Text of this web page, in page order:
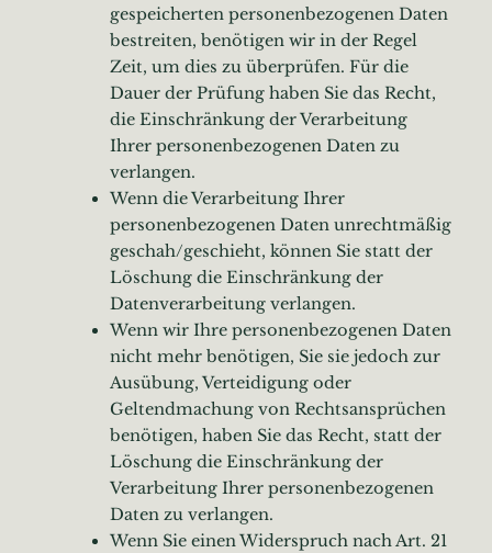
gespeicherten personenbezogenen Daten
bestreiten, benötigen wir in der Regel
Zeit, um dies zu überprüfen. Für die
Dauer der Prüfung haben Sie das Recht,
die Einschränkung der Verarbeitung
Ihrer personenbezogenen Daten zu
verlangen.
Wenn die Verarbeitung Ihrer
personenbezogenen Daten unrechtmäßig
geschah/geschieht, können Sie statt der
Löschung die Einschränkung der
Datenverarbeitung verlangen.
Wenn wir Ihre personenbezogenen Daten
nicht mehr benötigen, Sie sie jedoch zur
Ausübung, Verteidigung oder
Geltendmachung von Rechtsansprüchen
benötigen, haben Sie das Recht, statt der
Löschung die Einschränkung der
Verarbeitung Ihrer personenbezogenen
Daten zu verlangen.
Wenn Sie einen Widerspruch nach Art. 21